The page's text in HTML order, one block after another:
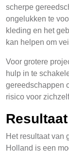
scherpe
ongelukken te
kleding en het
kan helpen om
Voor grotere
hulp in te
gereedschappen
risico voor
Resultaat
Het resultaat van
Holland is een